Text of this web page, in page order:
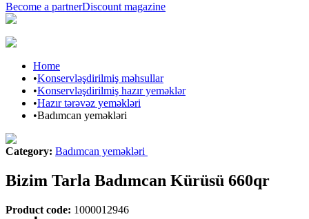
Become a partnerDiscount magazine
Home
•Konservləşdirilmiş məhsullar
•Konservləşdirilmiş hazır yeməklər
•Hazır tərəvəz yeməkləri
•Badımcan yeməkləri
Category: Badımcan yeməkləri
Bizim Tarla Badımcan Kürüsü 660qr
Product code: 1000012946